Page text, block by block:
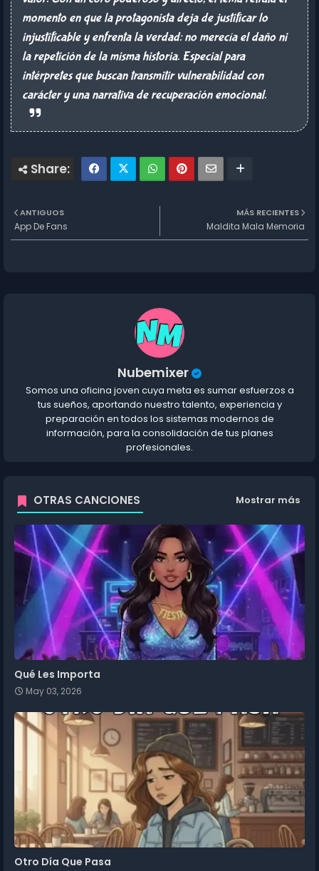
momento en que la protagonista deja de justificar lo
injustificable y enfrenta la verdad: no merecía el daño ni
la repetición de la misma historia. Especial para
intérpretes que buscan transmitir vulnerabilidad con
carácter y una narrativa de recuperación emocional.
MÁS RECIENTES
Maldita Mala Memoria
ANTIGUOS
App De Fans
Nubemixer
Somos una oficina joven cuya meta es sumar esfuerzos a
tus sueños, aportando nuestro talento, experiencia y
preparación en todos los sistemas modernos de
información, para la consolidación de tus planes
profesionales.
OTRAS CANCIONES Mostrar más
Qué Les Importa
May 03, 2026
Otro Día Que Pasa